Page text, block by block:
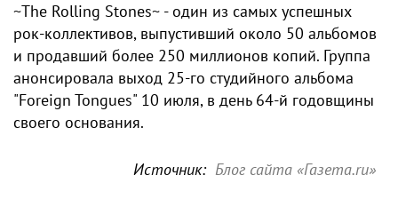
~The Rolling Stones~ - один из самых успешных
рок-коллективов, выпустивший около 50 альбомов
и продавший более 250 миллионов копий. Группа
анонсировала выход 25-го студийного альбома
"Foreign Tongues" 10 июля, в день 64-й годовщины
своего основания.
Источник: Блог сайта «Газета.ru»